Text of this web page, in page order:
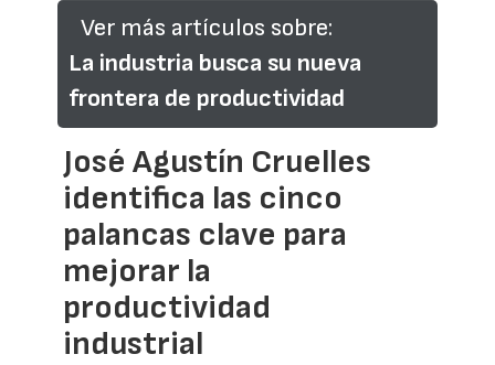
Ver más artículos sobre:
La industria busca su nueva
frontera de productividad
José Agustín Cruelles
identifica las cinco
palancas clave para
mejorar la
productividad
industrial